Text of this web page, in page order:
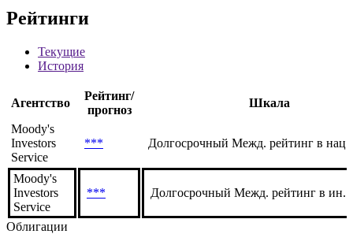
Рейтинги
Текущие
История
Агентство
Рейтинг/
прогноз
Шкала
Moody's
Investors
Service
*** Долгосрочный Межд. рейтинг в нац.
Moody's
Investors
Service
*** Долгосрочный Межд. рейтинг в ин.
Облигации